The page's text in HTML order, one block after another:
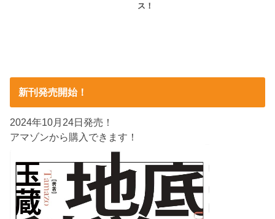
ス！
新刊発売開始！
2024年10月24日発売！
アマゾンから購入できます！